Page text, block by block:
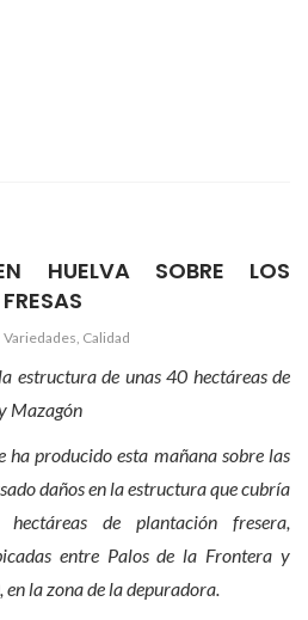
HUELVA SOBRE LOS
Variedades Calidad
estructura de unas 40 hectáreas de
Mazagón
ha producido esta mañana sobre las
daños en la estructura que cubría
de plantación fresera,
entre Palos de la Frontera y
la zona de la depuradora.